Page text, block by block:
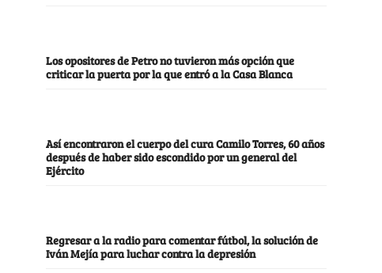
Los opositores de Petro no tuvieron más opción que
criticar la puerta por la que entró a la Casa Blanca
Así encontraron el cuerpo del cura Camilo Torres, 60 años
después de haber sido escondido por un general del
Ejército
Regresar a la radio para comentar fútbol, la solución de
Iván Mejía para luchar contra la depresión